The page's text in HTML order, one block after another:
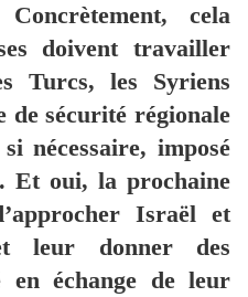
cela
doivent travailler
Turcs, les Syriens
de sécurité régionale
nécessaire, imposé
Et oui, la prochaine
Israël et
leur donner des
en échange de leur